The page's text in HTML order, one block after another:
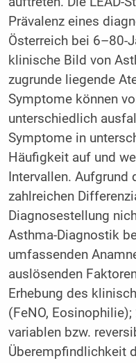
Prävalenz eines
Österreich bei 6–80-
klinische Bild von
zugrunde liegende
Symptome können
unterschiedlich
Symptome in
Häufigkeit auf und
Intervallen. Aufgrund
zahlreichen
Diagnosestellung
Asthma-Diagnostik
umfassenden
auslösenden
Erhebung des
(FeNO,
variablen bzw.
Überempfindlichkeit